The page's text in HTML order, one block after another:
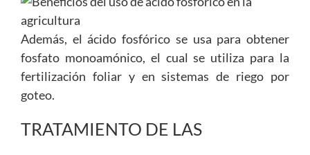
Además, el ácido fosfórico se usa para obtener
fosfato monoamónico, el cual se utiliza para la
fertilización foliar y en sistemas de riego por
goteo.
TRATAMIENTO DE LAS